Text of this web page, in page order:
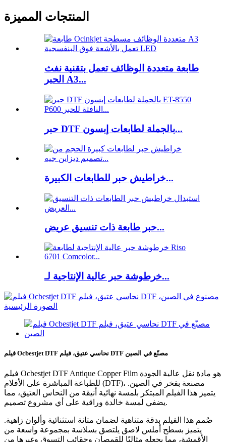
المنتجات المميزة
طابعة متعددة الوظائف تعمل بتقنية نفث
الحبر A3...
حبر DTF بالجملة لطابعات إبسون...
خراطيش حبر للطابعات الكبيرة...
حبر طابعة ذات تنسيق عريض...
خرطوشة حبر عالية الإنتاجية لـ...
فيلم Ocbestjet DTF نحاسي عتيق، فيلم DTF مصنّع في الصين
فيلم Ocbestjet DTF Antique Copper Film هو مادة نقل عالية الجودة
للطباعة المباشرة على الأفلام (DTF)، مصنعة بفخر في الصين.
يتميز هذا الفيلم المبتكر بلمسة نهائية أنيقة من النحاس العتيق، مما
يضفي لمسة خالدة وراقية على أي مشروع تصميم.
صُمم هذا الفيلم بدقة متناهية لضمان متانة استثنائية وألوان زاهية.
يتميز بسطح أملس لاصق يلتصق بسلاسة بمجموعة واسعة من
الأقمشة، مما يجعله مثاليًا للقمصان وحقائب التسوق وغيرها من